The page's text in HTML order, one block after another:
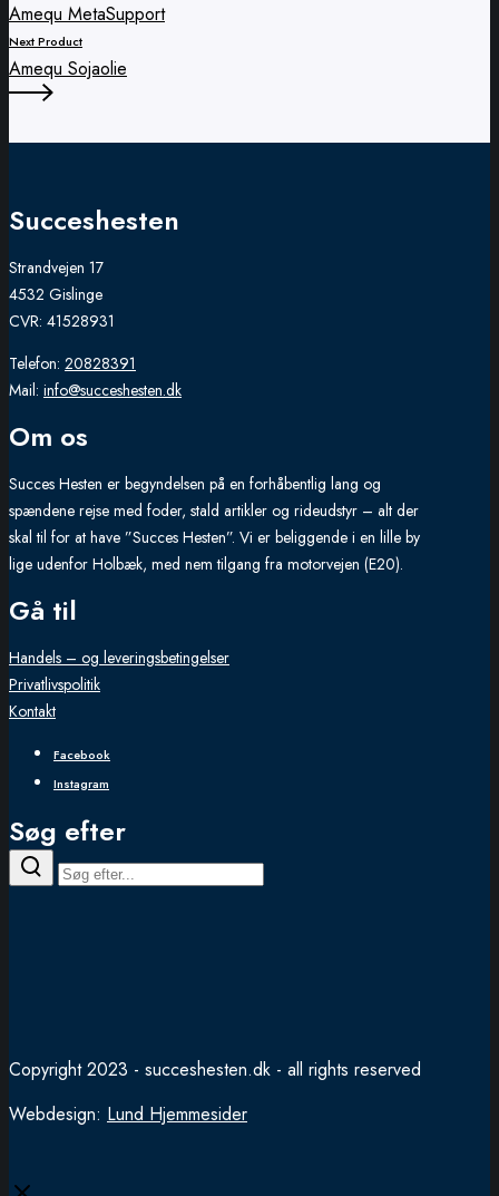
Amequ MetaSupport
Next Product
Amequ Sojaolie
Succeshesten
Strandvejen 17
4532 Gislinge
CVR: 41528931
Telefon: 20828391
Mail: info@succeshesten.dk
Om os
Succes Hesten er begyndelsen på en forhåbentlig lang og
spændene rejse med foder, stald artikler og rideudstyr – alt der
skal til for at have ”Succes Hesten”. Vi er beliggende i en lille by
lige udenfor Holbæk, med nem tilgang fra motorvejen (E20).
Gå til
Handels – og leveringsbetingelser
Privatlivspolitik
Kontakt
Facebook
Instagram
Søg efter
Copyright 2023 - succeshesten.dk - all rights reserved
Webdesign: Lund Hjemmesider